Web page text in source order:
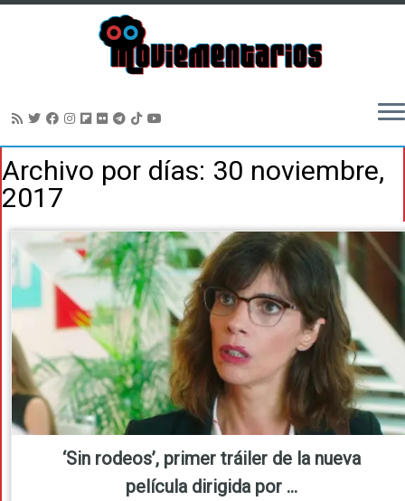
al
contenido
Archivo por días: 30 noviembre,
2017
‘Sin rodeos’, primer tráiler de la nueva
película dirigida por ...